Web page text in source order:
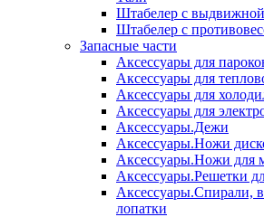
Штабелер с
Штабелер с
Запасные части
Аксессуары для
Аксессуары для
Аксессуары для
Аксессуары для
Аксессуары.Дежи
Аксессуары.Ножи
Аксессуары.Ножи для
Аксессуары.Решетки
Аксессуары.Спирали,
лопатки